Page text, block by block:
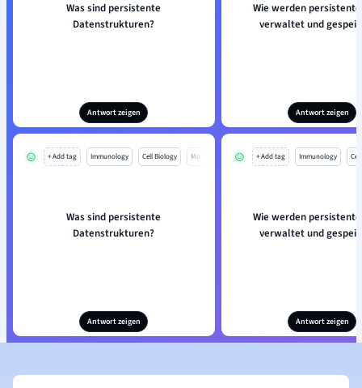
Was sind persistente
Datenstrukturen?
Antwort zeigen
Wie werden
verwaltet und
Antwort zeigen
+ Add tag Immunology Cell Biology Mo
Was sind persistente
Datenstrukturen?
Antwort zeigen
+ Add tag Immunology
Wie werden
verwaltet und
Antwort zeigen